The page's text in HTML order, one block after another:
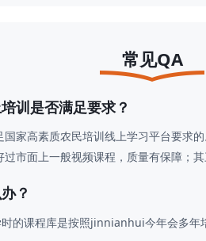
常见QA
训是否满足要求？
素质农民培训线上学习平台要求的
过市面上一般视频课程，质量有保障
？
的课程库是按照jinnianhui今年会多年